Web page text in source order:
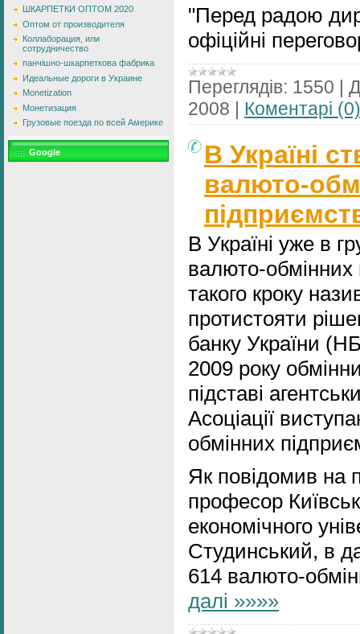
ШКАРПЕТКИ ОПТОМ 2020
Оптом от производителя
Коллаборация, или
сотрудничество
панчішно-шкарпеткова фабрика
Идеальные дороги в Украине
Monetization
Монетизация
Грузовые поезда по всей Америке
Google
"Перед радою
офіційні
Переглядів: 1550 |
2008 | Коментарі (0)
В Україні
валюто-
В Україні уже в
валюто-
такого кроку
протистояти
банку України
2009 року
підставі
Асоціації
обмінних
Як повідомив на
професор
економічного
Студинський, в
614 валюто-
далі »»»»